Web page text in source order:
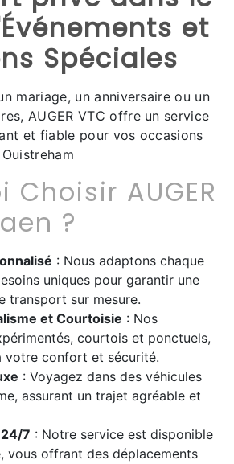
et
Spéciales
mariage, un anniversaire ou un
AUGER VTC offre un service
et fiable pour vos occasions
Choisir AUGER
?
: Nous adaptons chaque
uniques pour garantir une
transport sur mesure.
et Courtoisie : Nos
courtois et ponctuels,
votre confort et sécurité.
: Voyagez dans des véhicules
assurant un trajet agréable et
7 : Notre service est disponible
vous offrant des déplacements